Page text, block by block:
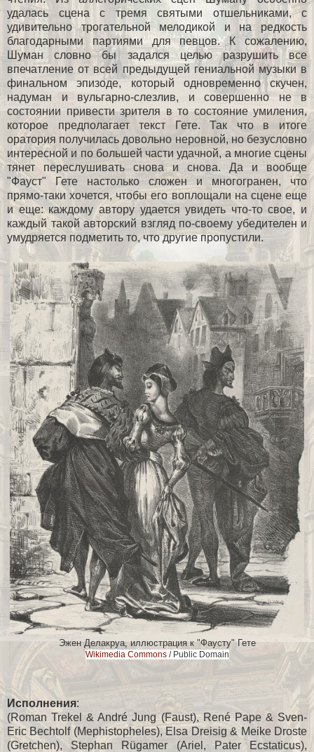
удалась сцена с тремя святыми отшельниками, с
удивительно трогательной мелодикой и на редкость
благодарными партиями для певцов. К сожалению,
Шуман словно бы задался целью разрушить все
впечатление от всей предыдущей гениальной музыки в
финальном эпизоде, который одновременно скучен,
надуман и вульгарно-слезлив, и совершенно не в
состоянии привести зрителя в то состояние умиления,
которое предполагает текст Гете. Так что в итоге
оратория получилась довольно неровной, но безусловно
интересной и по большей части удачной, а многие сцены
тянет переслушивать снова и снова. Да и вообще
"Фауст" Гете настолько сложен и многогранен, что
прямо-таки хочется, чтобы его воплощали на сцене еще
и еще: каждому автору удается увидеть что-то свое, и
каждый такой авторский взгляд по-своему убедителен и
умудряется подметить то, что другие пропустили.
Эжен Делакруа, иллюстрация к "Фаусту" Гете
Wikimedia Сommons/ Public Domain
Исполнения:
(Roman Trekel & André Jung (Faust), René Pape & Sven-
Eric Bechtolf (Mephistopheles), Elsa Dreisig & Meike Droste
(Gretchen), Stephan Rügamer (Ariel, Pater Ecstaticus),